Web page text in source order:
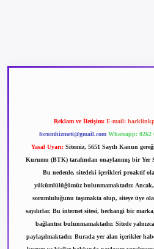
Reklam ve İletişim: E-mail:
forumhizmeti@gmail.com Whatsapp: 0262
Yasal Uyarı: Sitemiz, 5651 Sayılı Kanun
Kurumu (BTK) tarafından onaylanmış bir Yer
Bu nedenle, sitedeki içerikleri proaktif
yükümlülüğümüz bulunmamaktadır.
sorumluluğunu taşımakta olup, siteye üye
sayılırlar. Bu internet sitesi, herhangi bir
bağlantısı bulunmamaktadır. Sitede
paylaşılmaktadır. Burada yer alan içerikler